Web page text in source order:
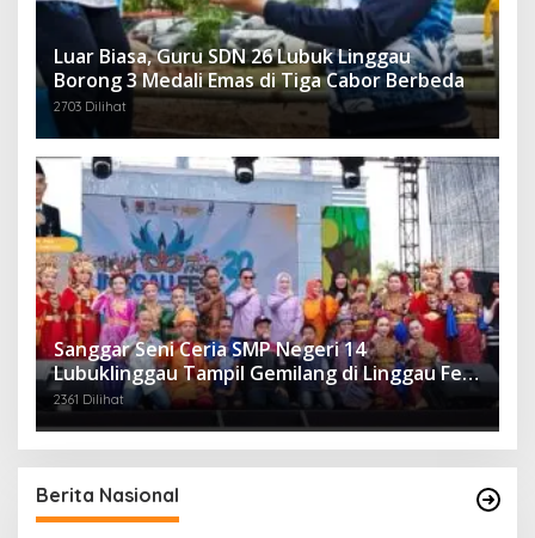
Luar Biasa, Guru SDN 26 Lubuk Linggau
Borong 3 Medali Emas di Tiga Cabor Berbeda
2703 Dilihat
Sanggar Seni Ceria SMP Negeri 14
Lubuklinggau Tampil Gemilang di Linggau Fest
2025
2361 Dilihat
Berita Nasional